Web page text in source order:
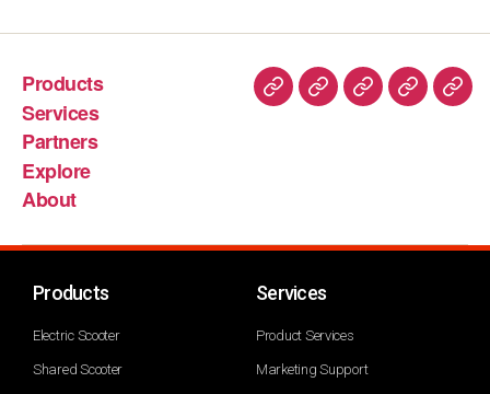
Products
Services
Partners
Explore
About
Products
Electric Scooter
Shared Scooter
Services
Product Services
Marketing Support